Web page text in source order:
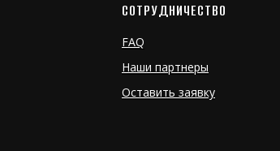
СОТРУДНИЧЕСТВО
FAQ
Наши партнеры
Оставить заявку